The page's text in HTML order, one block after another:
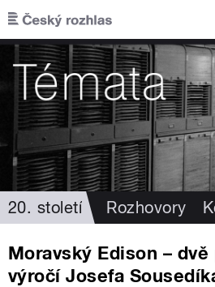
Přejít k hlavnímu obsahu
20. století Rozhovory
Moravský Edison –
výročí Josefa